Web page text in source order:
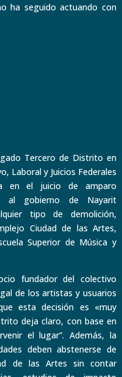
ha seguido actuando con
Tercero de Distrito en
Laboral y Juicios Federales
en el juicio de amparo
al gobierno de Nayarit
tipo de demolición,
Ciudad de las Artes,
Superior de Música y
fundador del colectivo
de los artistas y usuarios
esta decisión es «muy
deja claro, con base en
el lugar”. Además, la
deben abstenerse de
de las Artes sin contar